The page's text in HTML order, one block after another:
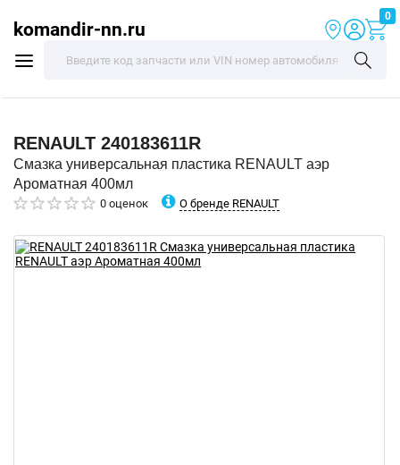
komandir-nn.ru
0
RENAULT 240183611R
Смазка универсальная пластика RENAULT аэр
Ароматная 400мл
0 оценок О бренде RENAULT